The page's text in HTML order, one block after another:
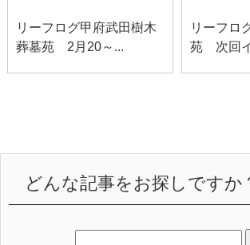
リーフログ甲府武田樹木
葬墓苑 2月20～...
リーフロ
苑 次回
どんな記事をお探しですか